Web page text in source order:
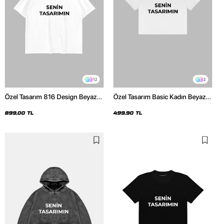
12
Özel Tasarım 816 Design Beyaz
899,00 TL
2
Özel Tasarım Basic Kadın Beyaz
499,90 TL